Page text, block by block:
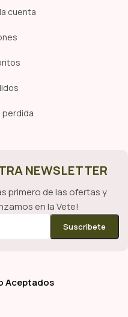
cuenta
perdida
NEWSLETTER
primero de las ofertas y
en la Vete!
Aceptados